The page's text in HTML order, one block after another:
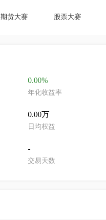
期货大赛 股票大赛
0.00%
年化收益率
0.00万
日均权益
-
交易天数